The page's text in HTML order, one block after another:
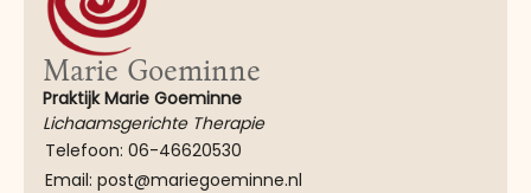
Marie Goeminne
Praktijk Marie Goeminne
Lichaamsgerichte Therapie
Telefoon: 06-46620530
Email: post@mariegoeminne.nl